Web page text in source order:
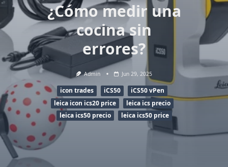
¿Cómo medir una
cocina sin
errores?
Admin Jun 29, 2025
icon trades iCS50
iCS50 vPen
leica icon ics20 price
leica ics precio
leica ics50 precio
leica ics50 price